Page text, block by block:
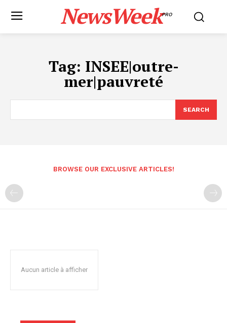
NewsWeekPRO
Tag: INSEE|outre-
mer|pauvreté
SEARCH
BROWSE OUR EXCLUSIVE ARTICLES!
Aucun article à afficher